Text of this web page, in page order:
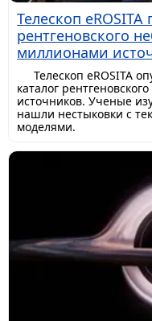
Телескоп eROSITA
рентгеновского
миллионами
Телескоп eROSITA
каталог
источников. Ученые
нашли нестыковки с
моделями.